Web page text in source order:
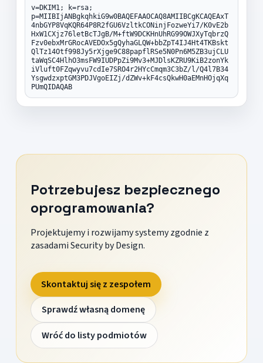
v=DKIM1; k=rsa;
p=MIIBIjANBgkqhkiG9w0BAQEFAAOCAQ8AMIIBCgKCAQEAxT
4nbGYP8VqKQR64P8R2fGU6VzltkCONinjFozweYi7/K0vE2b
HxW1CXjz76letBcTJgB/M+ftW9DCKHnUhRG99OWJXyTqbrzQ
Fzv0ebxMrGRocAVEDOx5gQyhaGLQW+bbZpT4IJ4Ht4TKBskt
QlTz14Otf998Jy5rXjge9C88papflRSe5N0Pn6M5ZB3ujCLU
taWqSC4HlhO3msFW9IUDPpZi9Mv3+MJDlsKZRU9KiB2zonYk
iVluft0FZqwyvu7cdIe7SRO4r2HYcCmqm3C3bZ/l/Q4l7B34
YsgwdzxptGM3PDJVgoEIZj/dZWv+kF4csQkwH0aEMnHOjqXq
PUmQIDAQAB
Potrzebujesz bezpiecznego
oprogramowania?
Projektujemy i rozwijamy systemy zgodnie z
zasadami Security by Design.
Skontaktuj się z zespołem
Sprawdź własną domenę
Wróć do listy podmiotów